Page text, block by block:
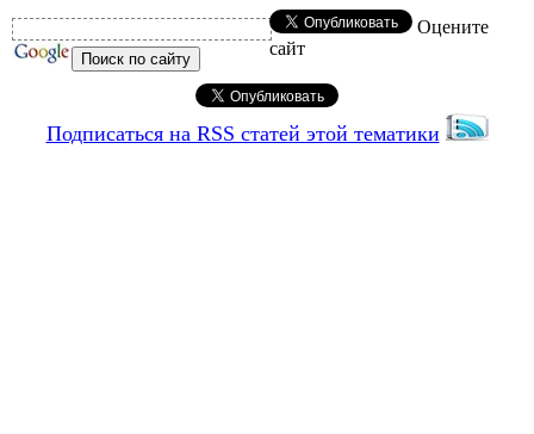
Оцените
сайт
Подписаться на RSS статей этой тематики